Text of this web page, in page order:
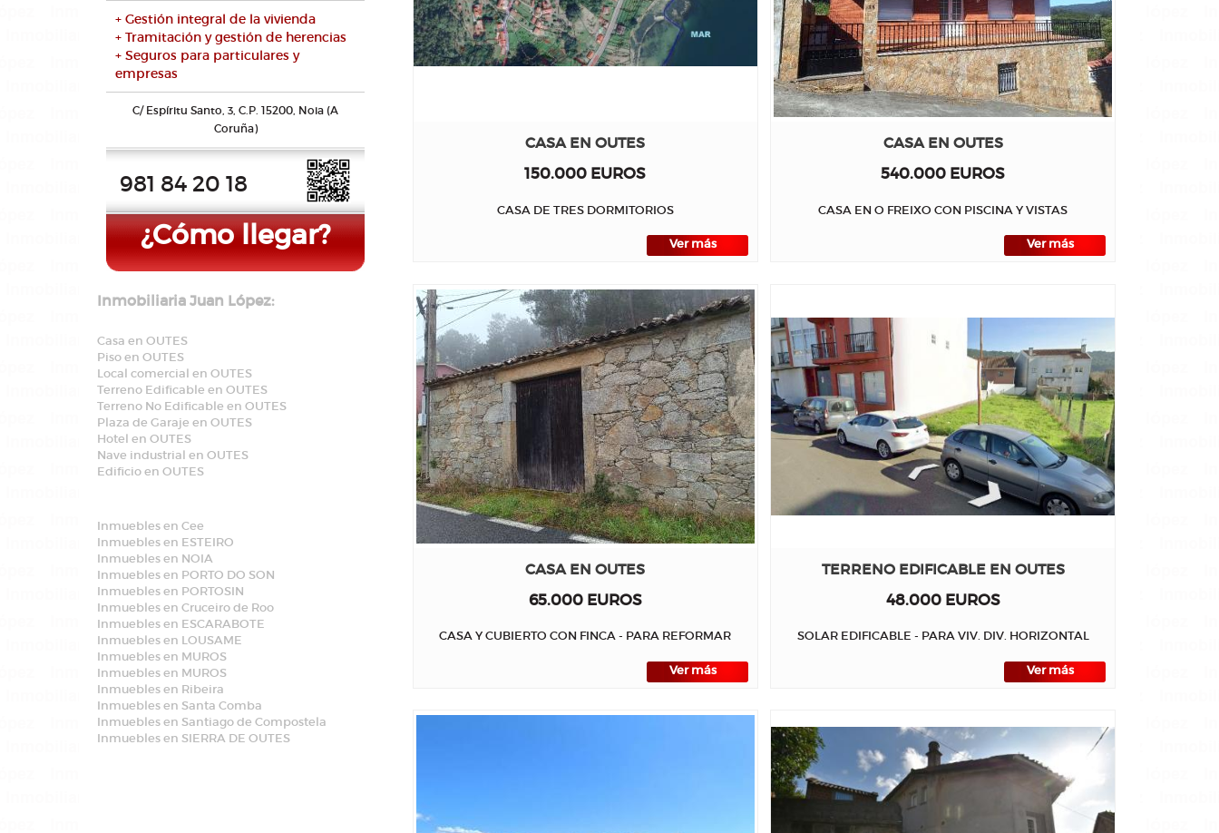
+ Gestión integral de la vivienda
+ Tramitación y gestión de herencias
+ Seguros para particulares y
empresas
C/ Espíritu Santo, 3, C.P. 15200, Noia (A
Coruña)
981 84 20 18
¿Cómo llegar?
Inmobiliaria Juan López:
Casa en OUTES
Piso en OUTES
Local comercial en OUTES
Terreno Edificable en OUTES
Terreno No Edificable en OUTES
Plaza de Garaje en OUTES
Hotel en OUTES
Nave industrial en OUTES
Edificio en OUTES
Inmuebles en Cee
Inmuebles en ESTEIRO
Inmuebles en NOIA
Inmuebles en PORTO DO SON
Inmuebles en PORTOSIN
Inmuebles en Cruceiro de Roo
Inmuebles en ESCARABOTE
Inmuebles en LOUSAME
Inmuebles en MUROS
Inmuebles en MUROS
Inmuebles en Ribeira
Inmuebles en Santa Comba
Inmuebles en Santiago de Compostela
Inmuebles en SIERRA DE OUTES
CASA EN OUTES
150.000 EUROS
CASA DE TRES DORMITORIOS
Ver más
CASA EN OUTES
540.000 EUROS
CASA EN O FREIXO CON PISCINA Y VISTAS
Ver más
CASA EN OUTES
65.000 EUROS
CASA Y CUBIERTO CON FINCA - PARA REFORMAR
Ver más
TERRENO EDIFICABLE EN OUTES
48.000 EUROS
SOLAR EDIFICABLE - PARA VIV. DIV. HORIZONTAL
Ver más